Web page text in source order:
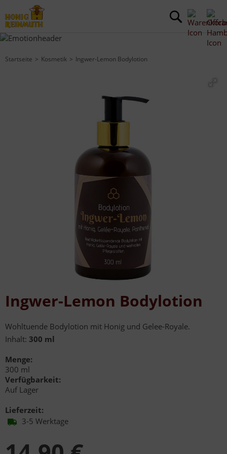
Startseite Kosmetik Ingwer-Lemon Bodylotion
Ingwer-Lemon Bodylotion
Wohltuende Bodylotion mit Honig und Gelee-Royale.
Inhalt: 300 ml
Menge:
300 ml
Verfügbarkeit:
Auf Lager
Lieferzeit:
3-5 Werktage